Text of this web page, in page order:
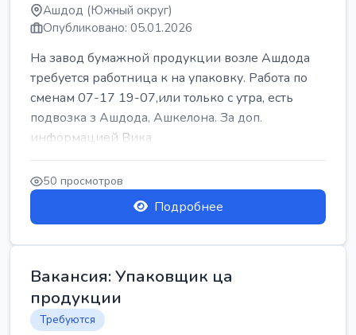
Ашдод (Южный округ)
Опубликовано: 05.01.2026
На завод бумажной продукции возле Ашдода
требуется работница к на упаковку. Работа по
сменам 07-17 19-07,или только с утра, есть
подвозка з Ашдода, Ашкелона. За доп.
информацией Вика
50 просмотров
Подробнее
Вакансия: Упаковщик ца
продукции
Требуются